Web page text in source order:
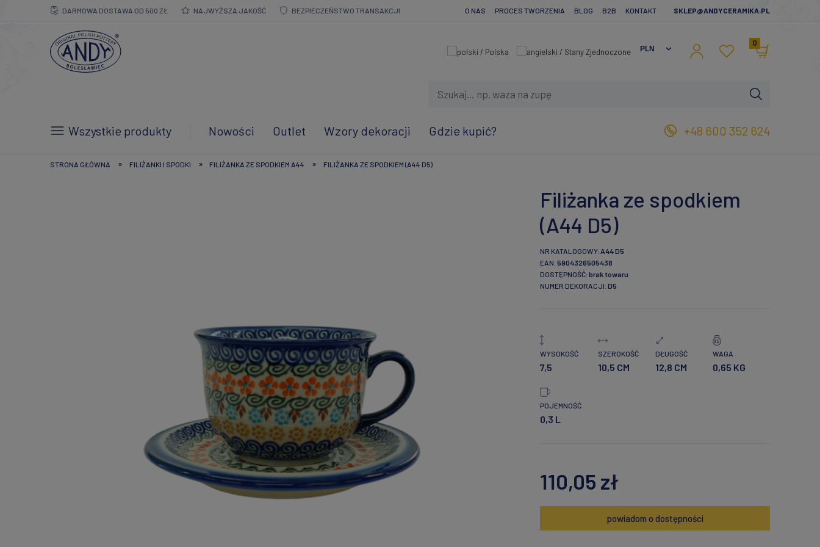
DARMOWA DOSTAWA OD 500 ZŁ NAJWYŻSZA JAKOŚĆ BEZPIECZEŃSTWO TRANSAKCJI O NAS PROCES TWORZENIA BLOG B2B KONTAKT SKLEP@ANDYCERAMIKA.PL
0
Wszystkie produkty Nowości Outlet Wzory dekoracji Gdzie kupić? +48 600 352 624
STRONA GŁÓWNA » FILIŻANKI I SPODKI » FILIŻANKA ZE SPODKIEM A44 » FILIŻANKA ZE SPODKIEM (A44 D5)
Filiżanka ze spodkiem
(A44 D5)
NR KATALOGOWY: A44 D5
EAN: 5904326505438
DOSTĘPNOŚĆ: brak towaru
NUMER DEKORACJI: D5
WYSOKOŚĆ
7,5
SZEROKOŚĆ
10,5 CM
DŁUGOŚĆ
12,8 CM
WAGA
0,65 KG
POJEMNOŚĆ
0,3 L
110,05 zł
powiadom o dostępności